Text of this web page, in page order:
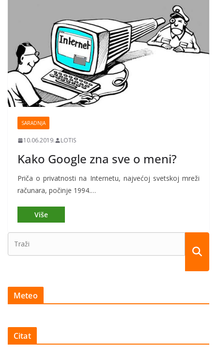
SARADNJA
10.06.2019. LOTIS
Kako Google zna sve o meni?
Priča o privatnosti na Internetu, najvećoj svetskoj mreži
računara, počinje 1994.…
Meteo
Citat